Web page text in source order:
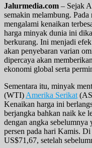
Jalurmedia.com – Sejak
semakin melambung.
mengalami kenaikan
harga minyak dunia ini
berkurang. Ini menjadi
akan penyebaran varian
dipercaya akan
ekonomi global serta
Sementara itu, minyak
(WTI) Amerika Serikat
Kenaikan harga ini
berjangka bahkan naik ke
dengan angka sebelumnya
persen pada hari Kamis.
US$71,67, setelah